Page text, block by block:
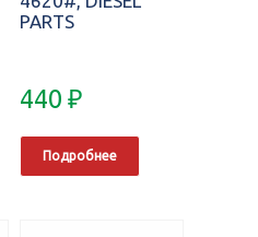
PARTS
440₽
Подробнее